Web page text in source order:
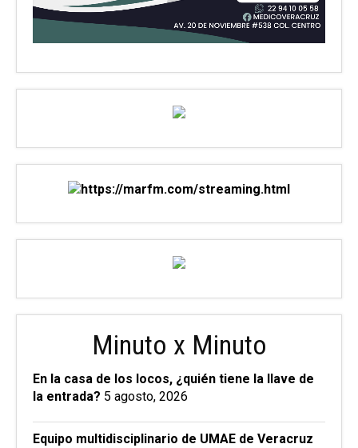
Minuto x Minuto
En la casa de los locos, ¿quién tiene la llave de
la entrada? 5 agosto, 2026
Equipo multidisciplinario de UMAE de Veracruz